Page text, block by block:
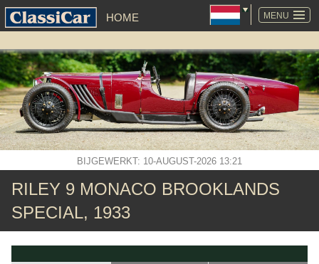
MENU
HOME
NAVIGATIE
OVERSLAAN
BIJGEWERKT: 10-AUGUST-2026 13:21
RILEY 9 MONACO BROOKLANDS
SPECIAL, 1933